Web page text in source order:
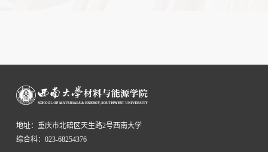
地址：重庆市北碚区天生路2号西南大学
综合科：023-68254376